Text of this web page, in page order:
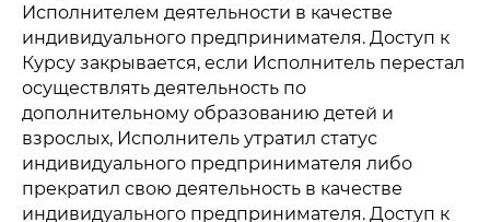
Исполнителем деятельности в качестве
индивидуального предпринимателя. Доступ к
Курсу закрывается, если Исполнитель перестал
осуществлять деятельность по
дополнительному образованию детей и
взрослых, Исполнитель утратил статус
индивидуального предпринимателя либо
прекратил свою деятельность в качестве
индивидуального предпринимателя. Доступ к